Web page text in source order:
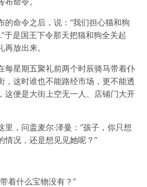
的命令之后，说：“我们担心猫和狗
是国王下令那天把猫和狗全关起
放出来。
每星期五聚礼前两个时辰骑马带着仆
，这时谁也不能路经市场，更不能透
这便是大街上空无一人、店铺门大开
里，问盖麦尔·泽曼：“孩子，你只想
情况，还是想见见她呢？”
着什么宝物没有？”